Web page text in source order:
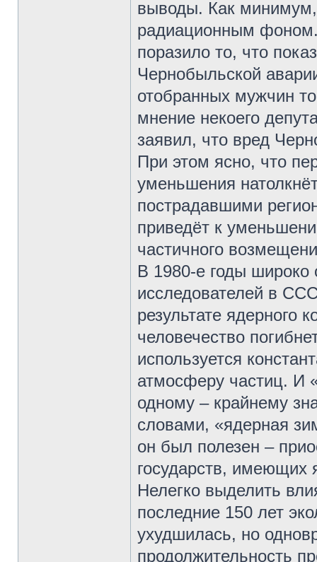
выводы. Как минимум,
радиационным фоном.
поразило то, что
Чернобыльской
отобранных мужчин
мнение некоего
заявил, что вред
При этом ясно, что
уменьшения
пострадавшими
приведёт к
частичного
В 1980-е годы широко
исследователей в
результате ядерного
человечество
используется
атмосферу частиц. И
одному – крайнему
словами, «ядерная
он был полезен –
государств, имеющих
Нелегко выделить
последние 150 лет
ухудшилась, но
продолжительность